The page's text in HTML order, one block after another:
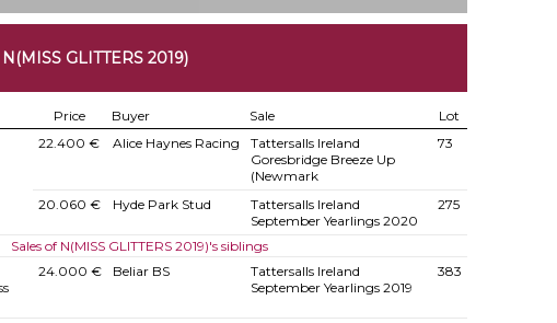
GLITTERS 2019)
Price Buyer Sale Lot
22.400 € Alice Haynes Racing
Tattersalls Ireland
Goresbridge Breeze Up
(Newmark
73
20.060 € Hyde Park Stud
Tattersalls Ireland
September Yearlings 2020
275
Sales of N(MISS GLITTERS 2019)'s siblings
24.000 € Beliar BS
Tattersalls Ireland
September Yearlings 2019
383